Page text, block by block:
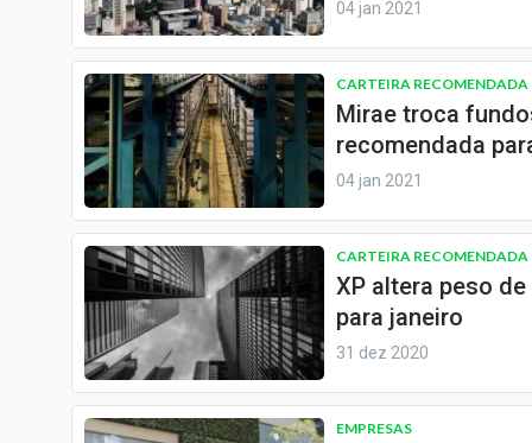
Expediente
Contato
04 jan 2021
CARTEIRA RECOMENDADA
Mirae troca
recomendada
04 jan 2021
CARTEIRA RECOMENDADA
XP altera peso
para janeiro
31 dez 2020
EMPRESAS